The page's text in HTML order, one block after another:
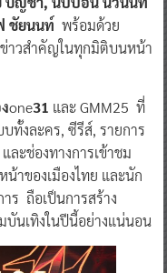
ชัยนนท์ พร้อมด้วย
ข่าวสำคัญในทุกมิติบนหน้า
one31 และ GMM25 ที่
ทั้งละคร, ซีรีส์, รายการ
ะช่องทางการเข้าชม
าของเมืองไทย และนัก
ร ถือเป็นการสร้าง
นเทิงในปีนี้อย่างแน่นอน